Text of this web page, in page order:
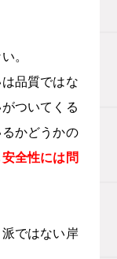
。
品質ではな
ついてくる
かどうかの
全性には問
ではない岸